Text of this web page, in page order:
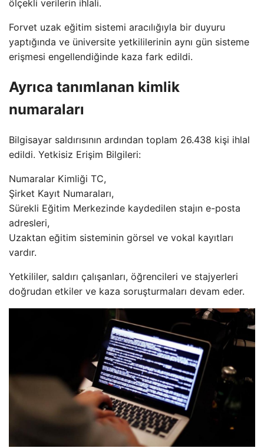
ölçekli verilerin ihlali.
Forvet uzak eğitim sistemi aracılığıyla bir duyuru
yaptığında ve üniversite yetkililerinin aynı gün sisteme
erişmesi engellendiğinde kaza fark edildi.
Ayrıca tanımlanan kimlik
numaraları
Bilgisayar saldırısının ardından toplam 26.438 kişi ihlal
edildi. Yetkisiz Erişim Bilgileri:
Numaralar Kimliği TC,
Şirket Kayıt Numaraları,
Sürekli Eğitim Merkezinde kaydedilen stajın e-posta
adresleri,
Uzaktan eğitim sisteminin görsel ve vokal kayıtları
vardır.
Yetkililer, saldırı çalışanları, öğrencileri ve stajyerleri
doğrudan etkiler ve kaza soruşturmaları devam eder.